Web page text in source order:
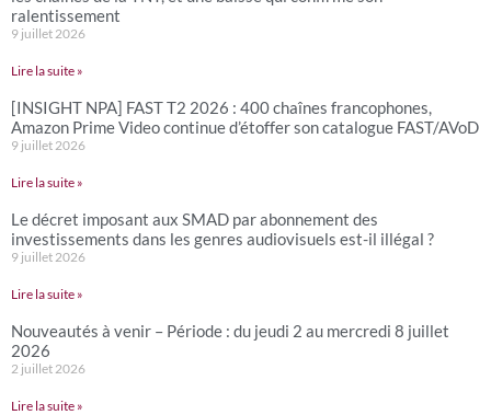
ralentissement
9 juillet 2026
Lire la suite »
[INSIGHT NPA] FAST T2 2026 : 400 chaînes francophones,
Amazon Prime Video continue d’étoffer son catalogue FAST/AVoD
9 juillet 2026
Lire la suite »
Le décret imposant aux SMAD par abonnement des
investissements dans les genres audiovisuels est-il illégal ?
9 juillet 2026
Lire la suite »
Nouveautés à venir – Période : du jeudi 2 au mercredi 8 juillet
2026
2 juillet 2026
Lire la suite »